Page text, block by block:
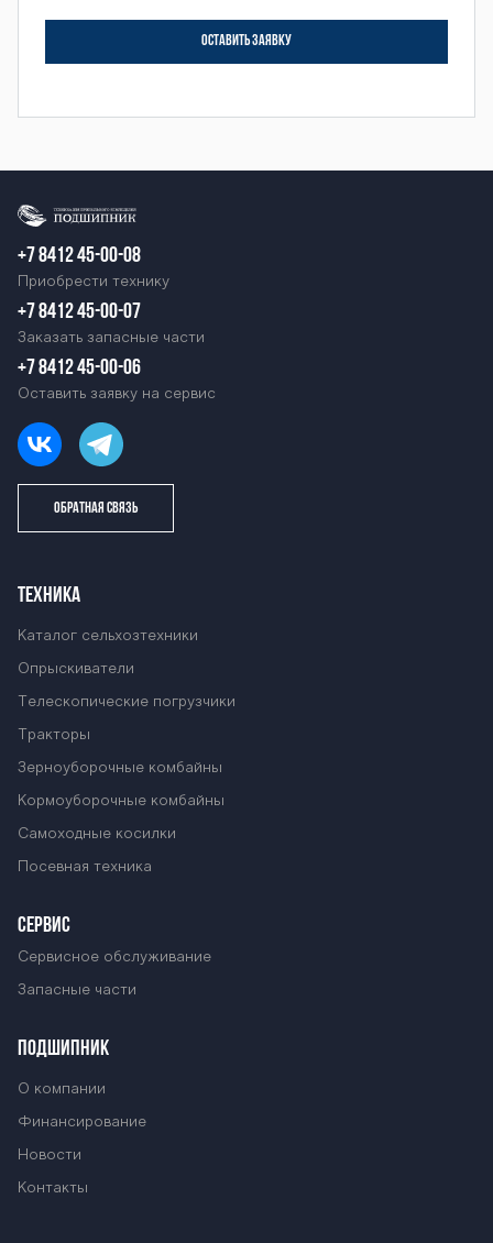
ОСТАВИТЬ ЗАЯВКУ
+7 8412 45-00-08
Приобрести технику
+7 8412 45-00-07
Заказать запасные части
+7 8412 45-00-06
Оставить заявку на сервис
ОБРАТНАЯ СВЯЗЬ
ТЕХНИКА
Каталог сельхозтехники
Опрыскиватели
Телескопические погрузчики
Тракторы
Зерноуборочные комбайны
Кормоуборочные комбайны
Самоходные косилки
Посевная техника
СЕРВИС
Сервисное обслуживание
Запасные части
ПОДШИПНИК
О компании
Финансирование
Новости
Контакты